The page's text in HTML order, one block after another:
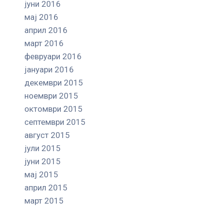
јуни 2016
мај 2016
април 2016
март 2016
февруари 2016
јануари 2016
декември 2015
ноември 2015
октомври 2015
септември 2015
август 2015
јули 2015
јуни 2015
мај 2015
април 2015
март 2015